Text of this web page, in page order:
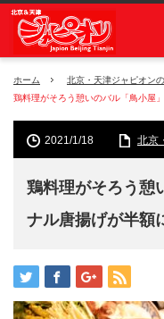
ホーム
北京・天津ジャピオン
鶏料理がそろう憩いのバル「鳥小屋
2021/1/18 北京
鶏料理がそろう
ナル唐揚げが半額